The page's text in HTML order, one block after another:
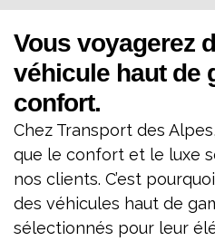
Vous voyagerez
véhicule haut de
confort.
Chez Transport des
que le confort et le luxe
nos clients. C’est
des véhicules haut de
sélectionnés pour leur